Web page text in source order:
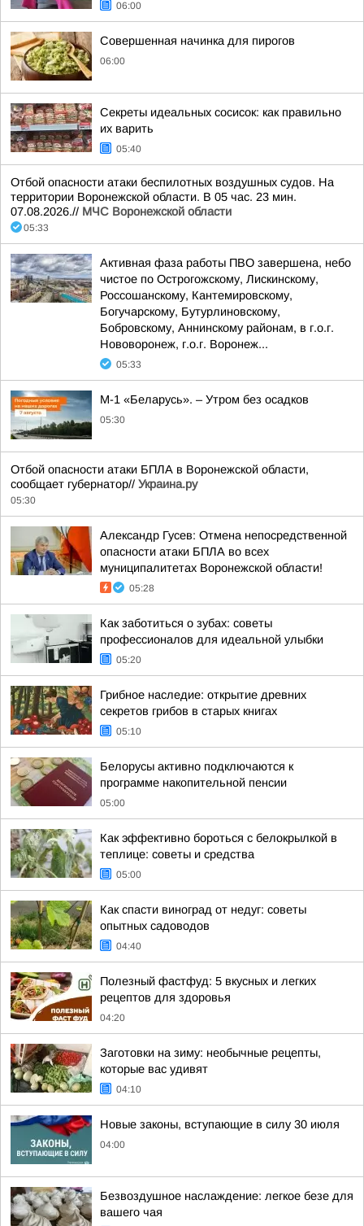
06:00
Совершенная начинка для пирогов
06:00
Секреты идеальных сосисок: как правильно
их варить
05:40
Отбой опасности атаки беспилотных воздушных судов. На
территории Воронежской области. В 05 час. 23 мин.
07.08.2026.// МЧС Воронежской области
05:33
Активная фаза работы ПВО завершена, небо
чистое по Острогожскому, Лискинскому,
Россошанскому, Кантемировскому,
Богучарскому, Бутурлиновскому,
Бобровскому, Аннинскому районам, в г.о.г.
Нововоронеж, г.о.г. Воронеж...
05:33
М-1 «Беларусь». – Утром без осадков
05:30
Отбой опасности атаки БПЛА в Воронежской области,
сообщает губернатор// Украина.ру
05:30
Александр Гусев: Отмена непосредственной
опасности атаки БПЛА во всех
муниципалитетах Воронежской области!
05:28
Как заботиться о зубах: советы
профессионалов для идеальной улыбки
05:20
Грибное наследие: открытие древних
секретов грибов в старых книгах
05:10
Белорусы активно подключаются к
программе накопительной пенсии
05:00
Как эффективно бороться с белокрылкой в
теплице: советы и средства
05:00
Как спасти виноград от недуг: советы
опытных садоводов
04:40
Полезный фастфуд: 5 вкусных и легких
рецептов для здоровья
04:20
Заготовки на зиму: необычные рецепты,
которые вас удивят
04:10
Новые законы, вступающие в силу 30 июля
04:00
Безвоздушное наслаждение: легкое безе для
вашего чая